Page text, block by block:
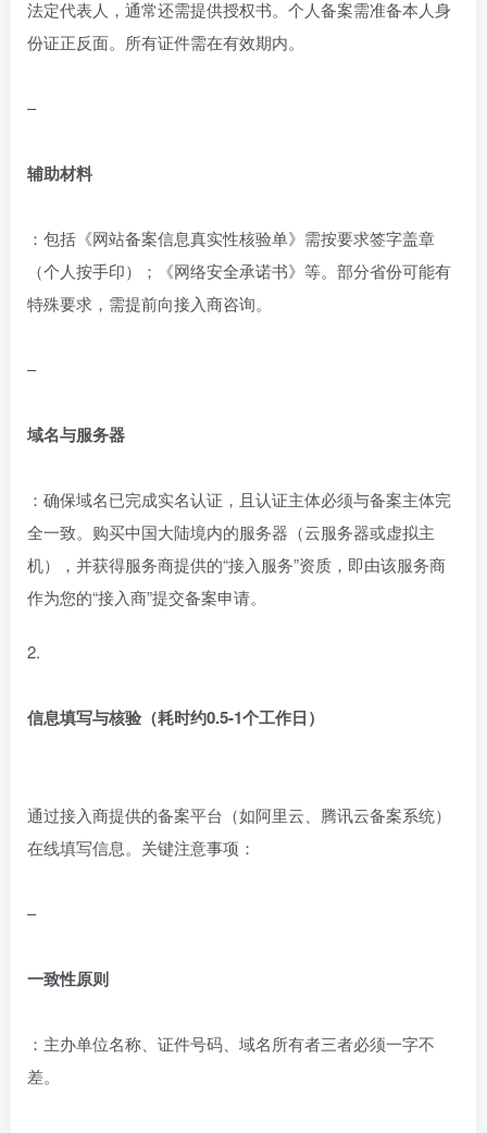
法定代表人，通常还需提供授权书。个人备案需准备本人身
份证正反面。所有证件需在有效期内。
–
辅助材料
：包括《网站备案信息真实性核验单》需按要求签字盖章
（个人按手印）；《网络安全承诺书》等。部分省份可能有
特殊要求，需提前向接入商咨询。
–
域名与服务器
：确保域名已完成实名认证，且认证主体必须与备案主体完
全一致。购买中国大陆境内的服务器（云服务器或虚拟主
机），并获得服务商提供的“接入服务”资质，即由该服务商
作为您的“接入商”提交备案申请。
2.
信息填写与核验（耗时约0.5-1个工作日）
通过接入商提供的备案平台（如阿里云、腾讯云备案系统）
在线填写信息。关键注意事项：
–
一致性原则
：主办单位名称、证件号码、域名所有者三者必须一字不
差。